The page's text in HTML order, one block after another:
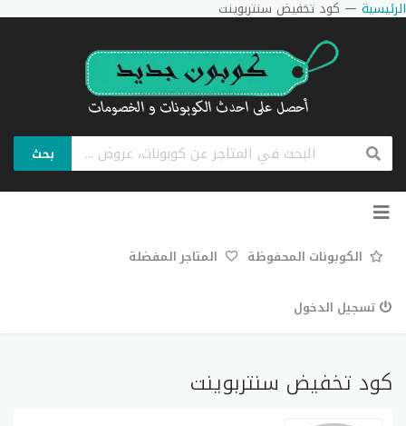
الرئيسية — كود تخفيض سنتربوينت
بحث
تخطي
الكوبونات المحفوظة المتاجر المفضلة
تسجيل الدخول
كود تخفيض سنتربوينت